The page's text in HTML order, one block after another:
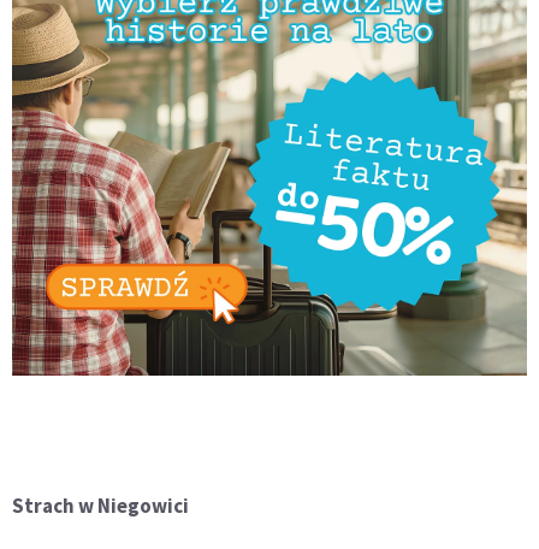
Strach w Niegowici